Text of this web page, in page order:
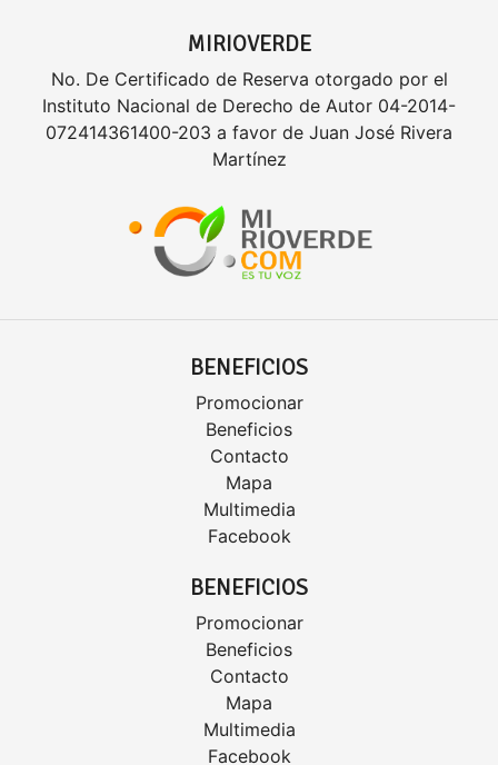
MIRIOVERDE
No. De Certificado de Reserva otorgado por el
Instituto Nacional de Derecho de Autor 04-2014-
072414361400-203 a favor de Juan José Rivera
Martínez
BENEFICIOS
Promocionar
Beneficios
Contacto
Mapa
Multimedia
Facebook
BENEFICIOS
Promocionar
Beneficios
Contacto
Mapa
Multimedia
Facebook